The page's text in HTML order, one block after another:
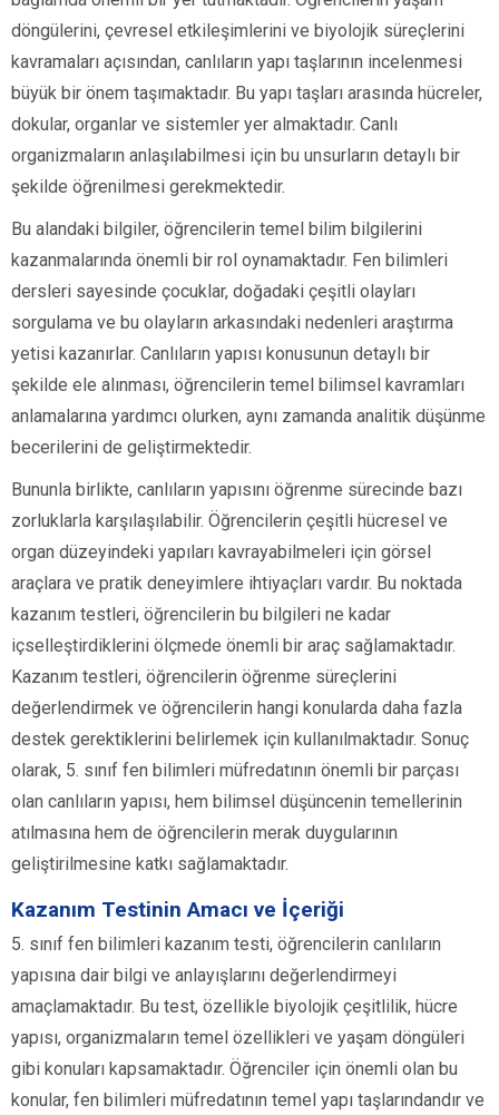
döngülerini, çevresel etkileşimlerini ve biyolojik süreçlerini
kavramaları açısından, canlıların yapı taşlarının incelenmesi
büyük bir önem taşımaktadır. Bu yapı taşları arasında hücreler,
dokular, organlar ve sistemler yer almaktadır. Canlı
organizmaların anlaşılabilmesi için bu unsurların detaylı bir
şekilde öğrenilmesi gerekmektedir.
Bu alandaki bilgiler, öğrencilerin temel bilim bilgilerini
kazanmalarında önemli bir rol oynamaktadır. Fen bilimleri
dersleri sayesinde çocuklar, doğadaki çeşitli olayları
sorgulama ve bu olayların arkasındaki nedenleri araştırma
yetisi kazanırlar. Canlıların yapısı konusunun detaylı bir
şekilde ele alınması, öğrencilerin temel bilimsel kavramları
anlamalarına yardımcı olurken, aynı zamanda analitik düşünme
becerilerini de geliştirmektedir.
Bununla birlikte, canlıların yapısını öğrenme sürecinde bazı
zorluklarla karşılaşılabilir. Öğrencilerin çeşitli hücresel ve
organ düzeyindeki yapıları kavrayabilmeleri için görsel
araçlara ve pratik deneyimlere ihtiyaçları vardır. Bu noktada
kazanım testleri, öğrencilerin bu bilgileri ne kadar
içselleştirdiklerini ölçmede önemli bir araç sağlamaktadır.
Kazanım testleri, öğrencilerin öğrenme süreçlerini
değerlendirmek ve öğrencilerin hangi konularda daha fazla
destek gerektiklerini belirlemek için kullanılmaktadır. Sonuç
olarak, 5. sınıf fen bilimleri müfredatının önemli bir parçası
olan canlıların yapısı, hem bilimsel düşüncenin temellerinin
atılmasına hem de öğrencilerin merak duygularının
geliştirilmesine katkı sağlamaktadır.
Kazanım Testinin Amacı ve İçeriği
5. sınıf fen bilimleri kazanım testi, öğrencilerin canlıların
yapısına dair bilgi ve anlayışlarını değerlendirmeyi
amaçlamaktadır. Bu test, özellikle biyolojik çeşitlilik, hücre
yapısı, organizmaların temel özellikleri ve yaşam döngüleri
gibi konuları kapsamaktadır. Öğrenciler için önemli olan bu
konular, fen bilimleri müfredatının temel yapı taşlarındandır ve